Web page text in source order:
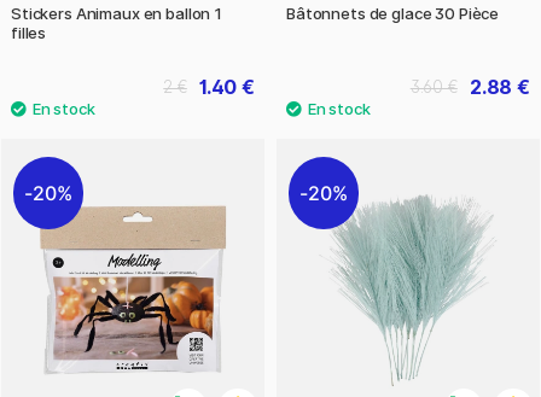
Stickers Animaux en ballon 1
filles
1.40 €
2 €
Bâtonnets de glace 30 Pièce
2.88 €
3.60 €
20% 20%